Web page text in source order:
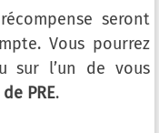
seront
Vous pourrez
sur l’un de vous
PRE.